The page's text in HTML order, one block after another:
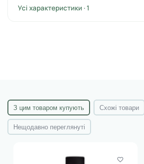
Об'єм: 15 мл
Усі характеристики · 1
З цим товаром купують Схожі товари
Нещодавно переглянуті